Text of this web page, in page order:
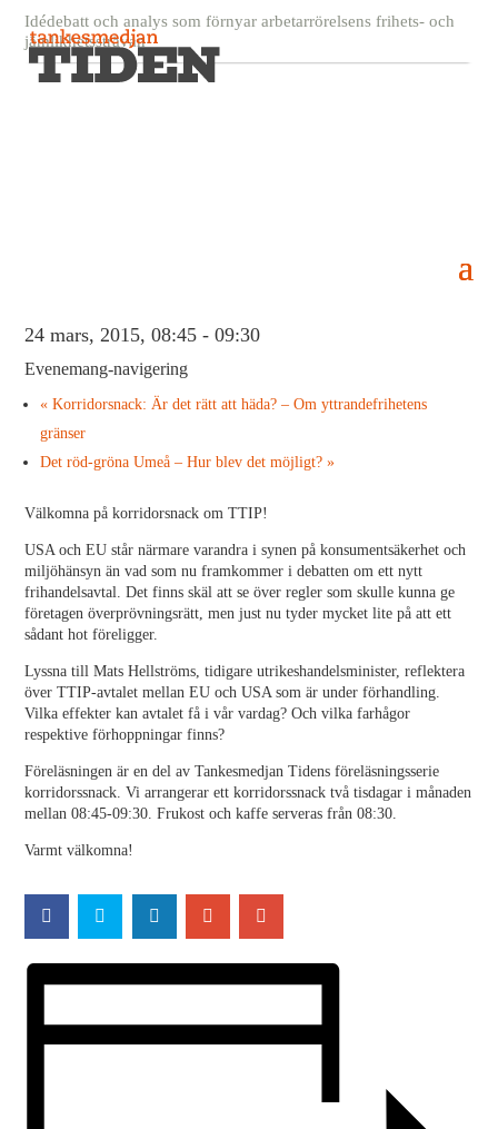
Idédebatt och analys som förnyar arbetarrörelsens frihets- och
jämlikhetssträvan
24 mars, 2015, 08:45 -09:30
Evenemang-navigering
« Korridorsnack: Är det rätt att häda? – Om yttrandefrihetens
gränser
Det röd-gröna Umeå – Hur blev det möjligt?»
Välkomna på korridorsnack om TTIP!
USA och EU står närmare varandra i synen på konsumentsäkerhet och
miljöhänsyn än vad som nu framkommer i debatten om ett nytt
frihandelsavtal. Det finns skäl att se över regler som skulle kunna ge
företagen överprövningsrätt, men just nu tyder mycket lite på att ett
sådant hot föreligger.
Lyssna till Mats Hellströms, tidigare utrikeshandelsminister, reflektera
över TTIP-avtalet mellan EU och USA som är under förhandling.
Vilka effekter kan avtalet få i vår vardag? Och vilka farhågor
respektive förhoppningar finns?
Föreläsningen är en del av Tankesmedjan Tidens föreläsningsserie
korridorssnack. Vi arrangerar ett korridorssnack två tisdagar i månaden
mellan 08:45-09:30. Frukost och kaffe serveras från 08:30.
Varmt välkomna!